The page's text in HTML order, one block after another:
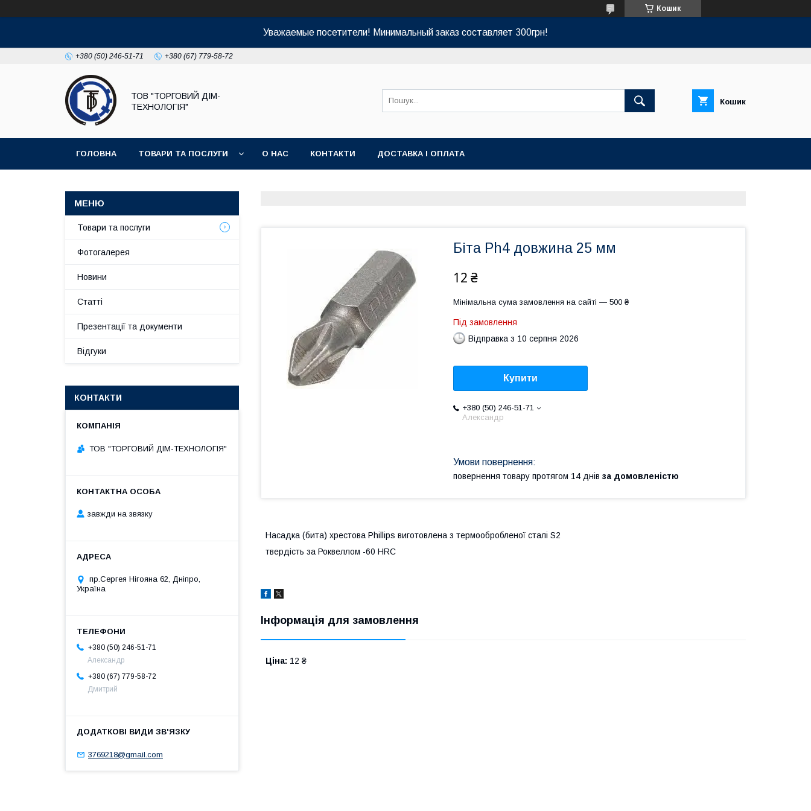
Кошик
Уважаемые посетители! Минимальный заказ составляет 300грн!
+380 (50) 246-51-71 +380 (67) 779-58-72
ТОВ "ТОРГОВИЙ ДІМ-
ТЕХНОЛОГІЯ"
Кошик
ГОЛОВНА ТОВАРИ ТА ПОСЛУГИ О НАС КОНТАКТИ ДОСТАВКА І ОПЛАТА
Біта Ph4 довжина 25 мм
12 ₴
Мінімальна сума замовлення на сайті — 500 ₴
Під замовлення
Відправка з 10 серпня 2026
Купити
+380 (50) 246-51-71
Александр
повернення товару протягом 14 днів за домовленістю
Насадка (бита) хрестова Phillips виготовлена з термообробленої сталі S2
твердість за Роквеллом -60 HRC
Інформація для замовлення
Ціна: 12 ₴
Товари та послуги
Фотогалерея
Новини
Статті
Презентації та документи
Відгуки
КОНТАКТИ
ТОВ "ТОРГОВИЙ ДІМ-ТЕХНОЛОГІЯ"
завжди на звязку
пр.Сергея Нігояна 62, Дніпро,
Україна
+380 (50) 246-51-71
Александр
+380 (67) 779-58-72
Дмитрий
3769218@gmail.com